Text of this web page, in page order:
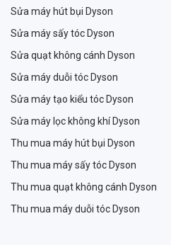
Sửa máy hút bụi Dyson
Sửa máy sấy tóc Dyson
Sửa quạt không cánh Dyson
Sửa máy duỗi tóc Dyson
Sửa máy tạo kiểu tóc Dyson
Sửa máy lọc không khí Dyson
Thu mua máy hút bụi Dyson
Thu mua máy sấy tóc Dyson
Thu mua quạt không cánh Dyson
Thu mua máy duỗi tóc Dyson